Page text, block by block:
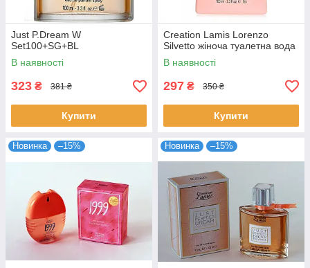
Just P.Dream W
Set100+SG+BL
В наявності
323 ₴ 381 ₴
Купити
Creation Lamis Lorenzo
Silvetto жіноча туалетна вода
В наявності
297 ₴ 350 ₴
Купити
Новинка –15% Новинка –15%